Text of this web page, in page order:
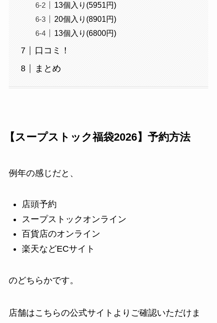
13個入り(5951円)
20個入り(8901円)
13個入り(6800円)
口コミ！
まとめ
【スープストック福袋2026】予約方法
例年の感じだと、
店頭予約
スープストックオンライン
百貨店のオンライン
楽天などECサイト
のどちらかです。
店舗はこちらの公式サイトよりご確認いただけま